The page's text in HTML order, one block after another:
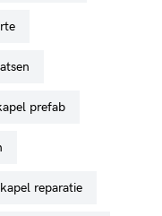
prefab
reparatie